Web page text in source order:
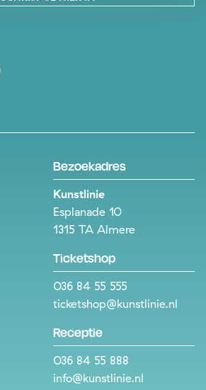
Bezoekadres
Kunstlinie
Esplanade 10
1315 TA Almere
Ticketshop
036 84 55 555
ticketshop@kunstlinie.nl
Receptie
036 84 55 888
info@kunstlinie.nl